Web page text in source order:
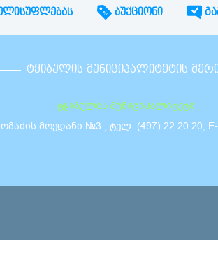
ᲐᲣᲥᲪᲘᲝᲜᲘ
ᲢᲧᲘᲑᲣᲚᲘᲡ ᲛᲣᲜᲘᲪᲘᲞᲐᲚᲘᲢᲔᲢᲘᲡ
ტყიბულის მუნიციპალიტეტი
მოედანი №3 , ტელ: (497) 22 20 20, E-